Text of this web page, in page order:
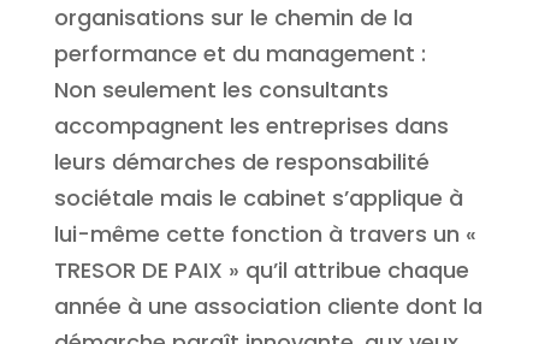
organisations sur le chemin de la
performance et du management :
Non seulement les consultants
accompagnent les entreprises dans
leurs démarches de responsabilité
sociétale mais le cabinet s’applique à
lui-même cette fonction à travers un «
TRESOR DE PAIX » qu’il attribue chaque
année à une association cliente dont la